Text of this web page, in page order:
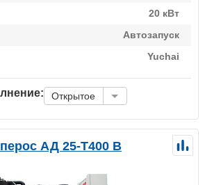
20 кВт
Автозапуск
Yuchai
Открытое
АД 25-Т400 B